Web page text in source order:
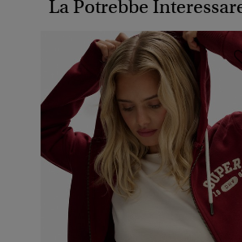
La Potrebbe